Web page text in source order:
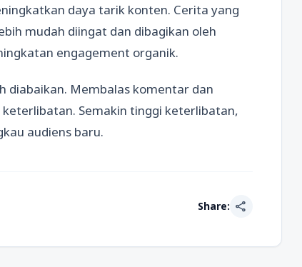
daya tarik konten. Cerita yang
mudah diingat dan dibagikan oleh
engagement organik.
diabaikan. Membalas komentar dan
Semakin tinggi keterlibatan,
audiens baru.
Share: share